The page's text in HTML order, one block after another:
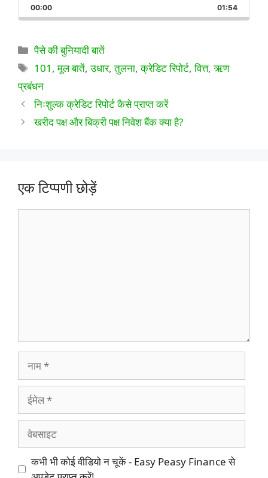
बदलें
ओर
को
साझा
00:00 01:54
श्रेणियाँ
पैसे की बुनियादी बातें
टैग
101 ,मूल बातें,उधार,तुलना,क्रेडिट रिपोर्ट,वित्त,ऋण
प्रबंधन
निःशुल्क क्रेडिट रिपोर्ट कैसे प्राप्त करें
खरीद पक्ष और बिक्री पक्ष निवेश बैंक क्या है?
एक टिप्पणी छोड़ें
ईमेल
वेबसाइट
कभी भी कोई वीडियो न चूकें - Easy Peasy Finance से